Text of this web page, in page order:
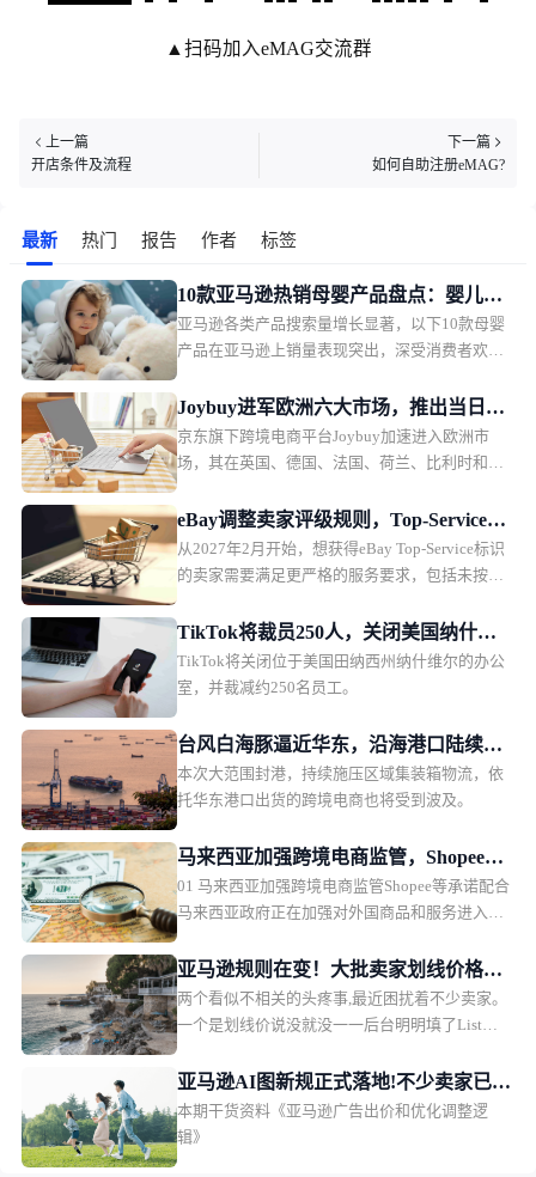
▲扫码加入eMAG交流群
上一篇
开店条件及流程
下一篇
如何自助注册eMAG?
最新 热门 报告 作者 标签
10款亚马逊热销母婴产品盘点：婴儿护
理产品月销过万
亚马逊各类产品搜索量增长显著，以下10款母婴
产品在亚马逊上销量表现突出，深受消费者欢
售额49.36万美元，销量2.2万。
Joybuy进军欧洲六大市场，推出当日配
送和低价会员模式
京东旗下跨境电商平台Joybuy加速进入欧洲市
场，其在英国、德国、法国、荷兰、比利时和卢
低价会员服务以及自建物流体系。
eBay调整卖家评级规则，Top-Service标
识获取难度提升
从2027年2月开始，想获得eBay Top-Service标识
的卖家需要满足更严格的服务要求，包括未按时
码的比例超过90%。
TikTok将裁员250人，关闭美国纳什维
尔办公室
TikTok将关闭位于美国田纳西州纳什维尔的办公
室，并裁减约250名员工。
台风白海豚逼近华东，沿海港口陆续封
港停作业
本次大范围封港，持续施压区域集装箱物流，依
托华东港口出货的跨境电商也将受到波及。
马来西亚加强跨境电商监管，Shopee等
承诺配合；TikTok Shop今年GMV或轻
松超过1000亿美元；印尼将于11月开始
01 马来西亚加强跨境电商监管Shopee等承诺配合
马来西亚政府正在加强对外国商品和服务进入国
动线上市场建立更加公平的竞争环境。马来西亚
财政部副部长 Liew Chin Tong（刘镇东） 表示，
政府已成立由主要电商平台运营商组成的工作小
及 Grab 等平台，重点讨论外国商品大量进入马来
西亚市场但监管不足的问题。
亚马逊规则在变！大批卖家划线价格异
常，BD越跑越亏
两个看似不相关的头疼事,最近困扰着不少卖家。
一个是划线价说没就没一一后台明明填了List
以然。另一个是BD活动越跑越亏,第一次跑利润
还行，第二次第三次价格被压得越来越低，最后
几乎白干。这两件事,其实是同一条逻辑链上的两
亚马逊AI图新规正式落地!不少卖家已被
通知
本期干货资料《亚马逊广告出价和优化调整逻
辑》